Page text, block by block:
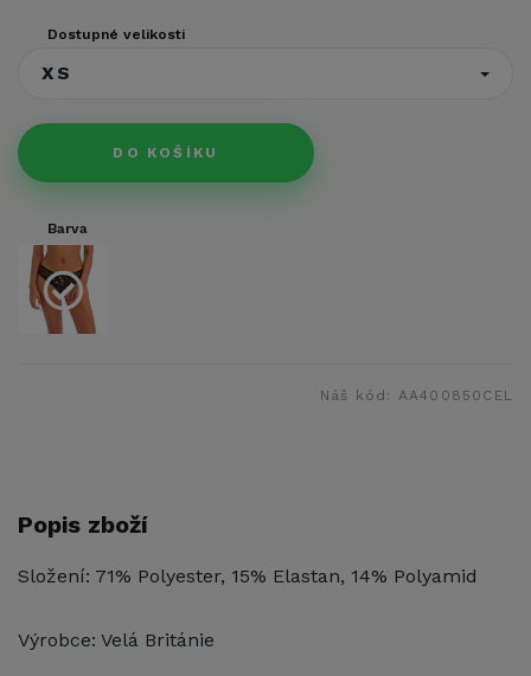
Dostupné velikosti
XS
DO KOŠÍKU
Barva
Náš kód: AA400850CEL
Popis zboží
Složení: 71% Polyester, 15% Elastan, 14% Polyamid
Výrobce: Velá Británie